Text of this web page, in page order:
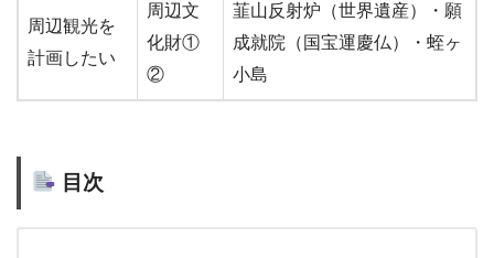
周辺観光を
計画したい
周辺文
化財①
②
韮山反射炉（世界遺産）・願
成就院（国宝運慶仏）・蛭ヶ
小島
目次